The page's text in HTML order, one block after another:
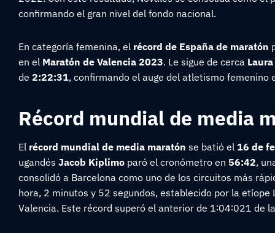
confirmando el gran nivel del fondo nacional.
En categoría femenina, el récord de España de maratón
en el Maratón de Valencia 2023. Le sigue de cerca
de 2:22:31, confirmando el auge del atletismo
Récord mundial de media
El récord mundial de media maratón se batió el 16 de
ugandés Jacob Kiplimo paró el cronómetro en 56:42,
consolidó a Barcelona como uno de los circuitos más
hora, 2 minutos y 52 segundos, establecido por la etíope
Valencia. Este récord superó el anterior de 1∶04∶021 de